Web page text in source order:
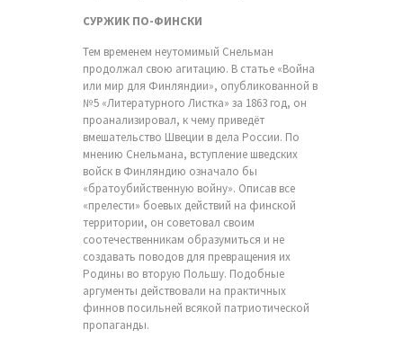
СУРЖИК ПО-ФИНСКИ
Тем временем неутомимый Снельман
продолжал свою агитацию. В статье «Война
или мир для Финляндии», опубликованной в
№5 «Литературного Листка» за 1863 год, он
проанализировал, к чему приведёт
вмешательство Швеции в дела России. По
мнению Снельмана, вступление шведских
войск в Финляндию означало бы
«братоубийственную войну». Описав все
«прелести» боевых действий на финской
территории, он советовал своим
соотечественникам образумиться и не
создавать поводов для превращения их
Родины во вторую Польшу. Подобные
аргументы действовали на практичных
финнов посильней всякой патриотической
пропаганды.